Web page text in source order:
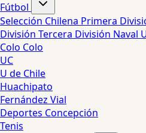
Fútbol
Selección Chilena Primera
División Tercera División Naval
Colo Colo
UC
U de Chile
Huachipato
Fernández Vial
Deportes Concepción
Tenis